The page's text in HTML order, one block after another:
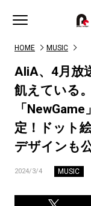
HOME MUSIC
AliA、4月放
飢えている
「
定！ドット
デザインも
2024/3/4 MUSIC